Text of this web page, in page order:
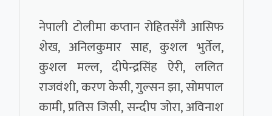
नेपाली टोलीमा कप्तान रोहितसँगै आसिफ
शेख, अनिलकुमार साह, कुशल भुर्तेल,
कुशल मल्ल, दीपेन्द्रसिंह ऐरी, ललित
राजवंशी, करण केसी, गुल्सन झा, सोमपाल
कामी, प्रतिस जिसी, सन्दीप जोरा, अविनाश